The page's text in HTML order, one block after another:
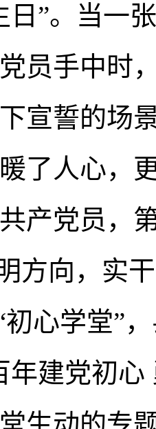
日”。当一
员手中时
宣誓的场
了人心，
产党员，
方向 ， 实
心学堂”，
年建党初